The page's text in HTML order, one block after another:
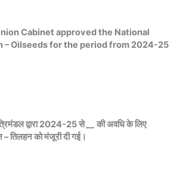
Cabinet approved the National
– Oilseeds for the period from 2024-25
द्वारा 2024-25 से
की अवधि के लिए
– तिलहन को मंजूरी दी गई।